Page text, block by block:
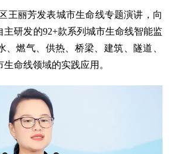
王丽芳发表城市生命线专题演讲，向
主研发的92+款系列城市生命线智能监
、燃气、供热、桥梁、建筑、隧道、
命线领域的实践应用。